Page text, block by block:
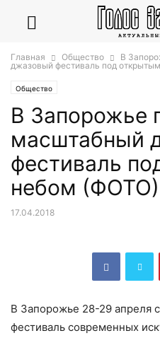
Главная Общество
В
джазовый фестиваль под
Общество
В Запорожье
масштабный
фестиваль
небом (ФОТО)
17.04.2018
В Запорожье 28-29 апреля
фестиваль современных